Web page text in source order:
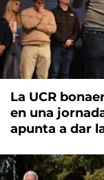
La UCR
en una
apunta a dar